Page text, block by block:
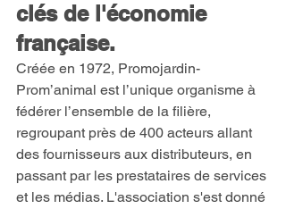
clés de l'économie
française.
Créée en 1972, Promojardin-
Prom’animal est l’unique organisme à
fédérer l’ensemble de la filière,
regroupant près de 400 acteurs allant
des fournisseurs aux distributeurs, en
passant par les prestataires de services
et les médias. L'association s'est donné